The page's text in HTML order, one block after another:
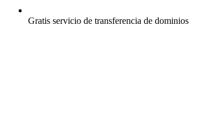
Gratis servicio de transferencia de dominios